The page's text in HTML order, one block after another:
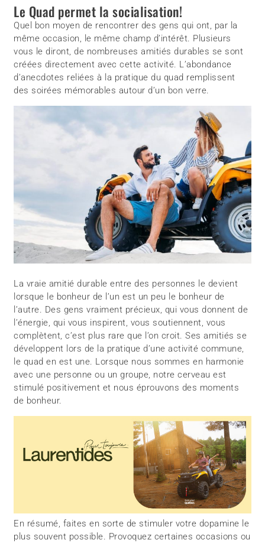
Le Quad permet la socialisation!
Quel bon moyen de rencontrer des gens qui ont, par la
même occasion, le même champ d’intérêt. Plusieurs
vous le diront, de nombreuses amitiés durables se sont
créées directement avec cette activité. L’abondance
d’anecdotes reliées à la pratique du quad remplissent
des soirées mémorables autour d’un bon verre.
La vraie amitié durable entre des personnes le devient
lorsque le bonheur de l’un est un peu le bonheur de
l’autre. Des gens vraiment précieux, qui vous donnent de
l’énergie, qui vous inspirent, vous soutiennent, vous
complètent, c’est plus rare que l’on croit. Ses amitiés se
développent lors de la pratique d’une activité commune,
le quad en est une. Lorsque nous sommes en harmonie
avec une personne ou un groupe, notre cerveau est
stimulé positivement et nous éprouvons des moments
de bonheur.
En résumé, faites en sorte de stimuler votre dopamine le
plus souvent possible. Provoquez certaines occasions ou